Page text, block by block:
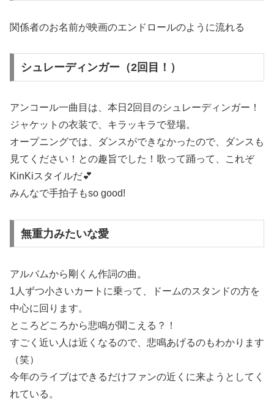
関係者のお名前が映画のエンドロールのように流れる
シュレーディンガー（2回目！）
アンコール一曲目は、本日2回目のシュレーディンガー！
ジャケットの衣装で、キラッキラで登場。
オープニングでは、ダンスができなかったので、ダンスも
見てください！との趣旨でした！歌って踊って、これぞ
KinKiスタイルだ💕
みんなで手拍子もso good!
無重力みたいな愛
アルバムから剛くん作詞の曲。
1人ずつ小さいカートに乗って、ドームのスタンドの方を
中心に回ります。
ところどころから悲鳴が聞こえる？！
すごく近い人は近くなるので、悲鳴あげるのもわかります
（笑）
今年のライブはできるだけファンの近くに来ようとしてく
れている。